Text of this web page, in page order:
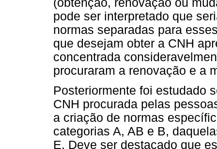
(obtenção, renovação ou
pode ser interpretado que
normas separadas para
que desejam obter a CNH
concentrada
procuraram a renovação e a
Posteriormente foi estudado
CNH procurada pelas
a criação de normas
categorias A, AB e B,
E. Deve ser destacado que